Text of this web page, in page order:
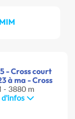
- Cross court
à ma - Cross
- 3880 m
d'infos